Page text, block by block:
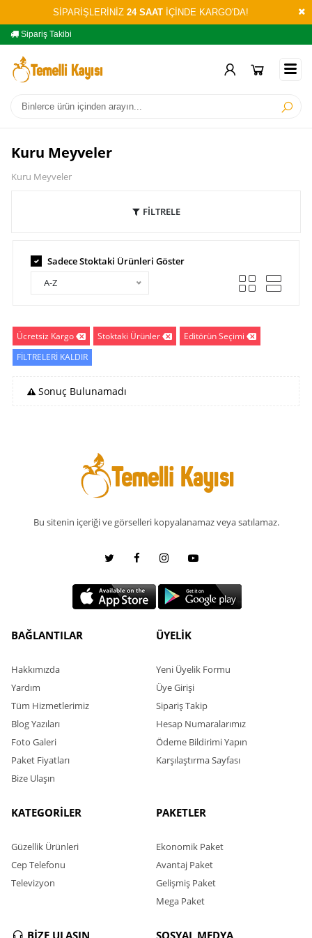
SİPARİŞLERİNİZ24 SAAT İÇİNDE KARGO'DA!
Sipariş Takibi
Kuru Meyveler
Kuru Meyveler
FİLTRELE
Sadece Stoktaki Ürünleri Göster
A-Z
Ücretsiz Kargo Stoktaki Ürünler
Editörün Seçimi
FİLTRELERİ KALDIR
Sonuç Bulunamadı
Bu sitenin içeriği ve görselleri kopyalanamaz veya satılamaz.
BAĞLANTILAR
Hakkımızda
Yardım
Tüm Hizmetlerimiz
Blog Yazıları
Foto Galeri
Paket Fiyatları
Bize Ulaşın
ÜYELİK
Yeni Üyelik Formu
Üye Girişi
Sipariş Takip
Hesap Numaralarımız
Ödeme Bildirimi Yapın
Karşılaştırma Sayfası
KATEGORİLER
Güzellik Ürünleri
Cep Telefonu
Televizyon
PAKETLER
Ekonomik Paket
Avantaj Paket
Gelişmiş Paket
Mega Paket